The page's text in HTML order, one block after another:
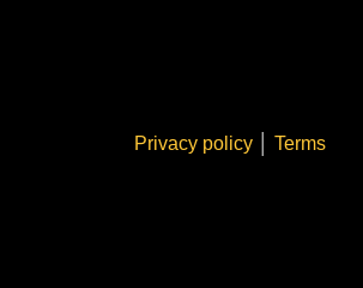
Privacy policy Terms